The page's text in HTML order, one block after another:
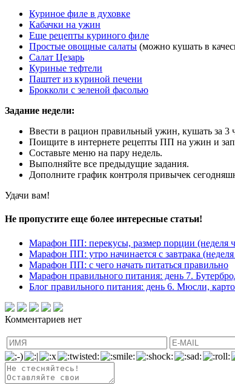
Куриное филе в духовке
Кабачки на ужин
Еще рецепты куриного филе
Простые овощные салаты (можно кушать в
Салат Цезарь
Куриные тефтели
Паштет из куриной печени
Брокколи с зеленой фасолью
Задание недели:
Ввести в рацион правильный ужин, кушать за 3
Поищите в интернете рецепты ПП на ужин и
Составьте меню на пару недель.
Выполняйте все предыдущие задания.
Дополните график контроля привычек
Удачи вам!
Не пропустите еще более интересные статьи!
Марафон ПП: перекусы, размер порции (неделя
Марафон ПП: утро начинается с завтрака (неделя
Марафон ПП: с чего начать питаться правильно
Марафон правильного питания: день 7.
Блог правильного питания: день 6. Мюсли,
Комментариев нет